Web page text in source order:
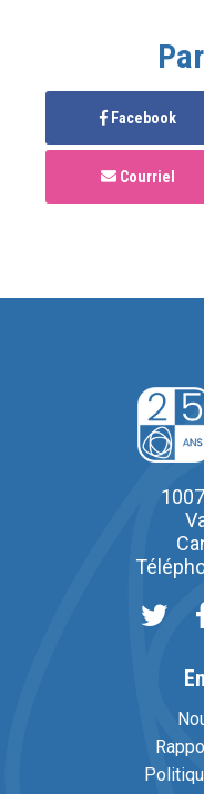
Facebook
Courriel